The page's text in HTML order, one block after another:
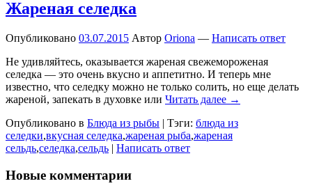
Жареная селедка
Опубликовано 03.07.2015 Автор Oriona — Написать ответ
Не удивляйтесь, оказывается жареная свежемороженая
селедка — это очень вкусно и аппетитно. И теперь мне
известно, что селедку можно не только солить, но еще делать
жареной, запекать в духовке или Читать далее →
Опубликовано в Блюда из рыбы | Тэги: блюда из
селедки,вкусная селедка,жареная рыба,жареная
сельдь,селедка,сельдь | Написать ответ
Новые комментарии